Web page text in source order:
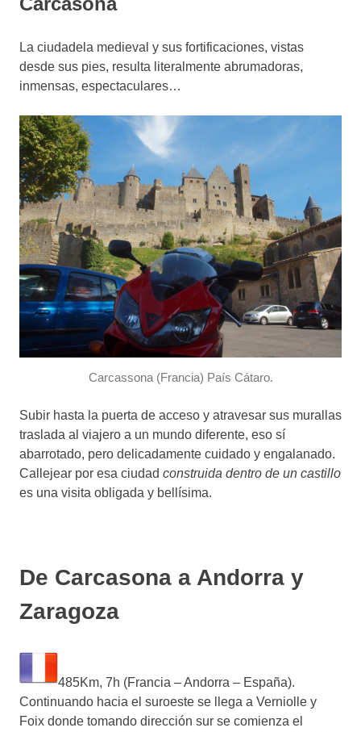
La ciudadela medieval y sus fortificaciones, vistas
desde sus pies, resulta literalmente abrumadoras,
inmensas, espectaculares…
Carcassona (Francia) País Cátaro.
Subir hasta la puerta de acceso y atravesar sus murallas
traslada al viajero a un mundo diferente, eso sí
abarrotado, pero delicadamente cuidado y engalanado.
Callejear por esa ciudad construida dentro de un castillo
es una visita obligada y bellísima.
De Carcasona a Andorra y
Zaragoza
485Km, 7h (Francia – Andorra – España).
Continuando hacia el suroeste se llega a Verniolle y
Foix donde tomando dirección sur se comienza el